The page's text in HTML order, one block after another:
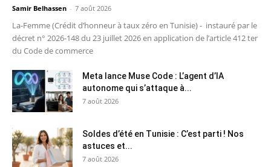
Samir Belhassen - 7 août 2026
La-Femme (Crédit d’honneur à taux zéro en Tunisie) - instauré par le
décret n° 2026-148 du 23 juillet 2026 en application de l’article 412 ter
du Code de commerce
Meta lance Muse Code : L’agent d’IA
autonome qui s’attaque à...
7 août 2026
Soldes d’été en Tunisie : C’est parti ! Nos
astuces et...
7 août 2026